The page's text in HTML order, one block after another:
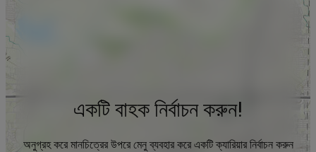
একটি বাহক নির্বাচন করুন!
অনুগ্রহ করে মানচিত্রের উপরে মেনু ব্যবহার করে একটি ক্যারিয়ার নির্বাচন করুন